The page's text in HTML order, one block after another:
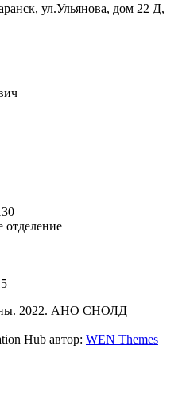
ул.Ульянова, дом 22 Д,
отделение
2022. АНО СНОЛД
Hub автор: WEN Themes